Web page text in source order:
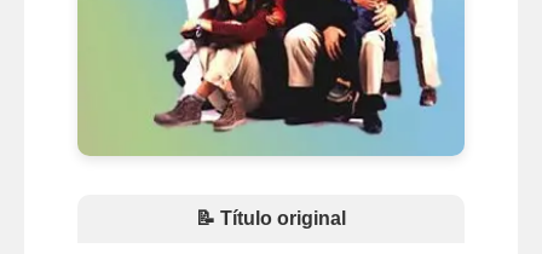
📝 Título original